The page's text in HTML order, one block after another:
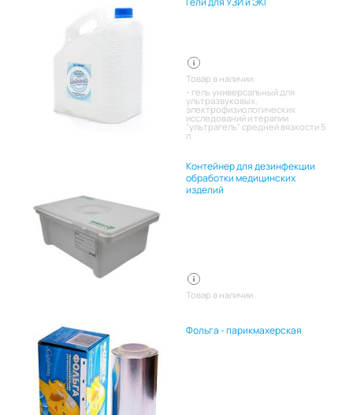
Товар в наличии:
гель универсальный для
ультразвуковых,
электрофизиологических
исследований и терапии
"ультрагель" средней вязкости 5
л.
Контейнер для дезинфекции
обработки медицинских
изделий
Товар в наличии
Фольга - парикмахерская